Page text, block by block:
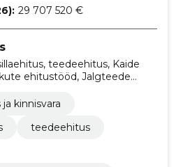
29 707 520 €
teedeehitus, Kaide
ehitustööd, Jalgteede
Maanteede, teede, tänavate
kinnisvara
teedeehitus